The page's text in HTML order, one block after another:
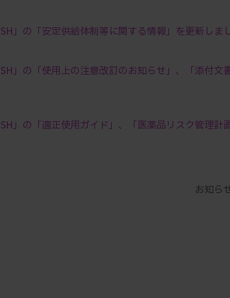
」の「安定供給体制等に関する情報」を更新しま
」の「使用上の注意改訂のお知らせ」、「添付文
」の「適正使用ガイド」、「医薬品リスク管理計
お知ら